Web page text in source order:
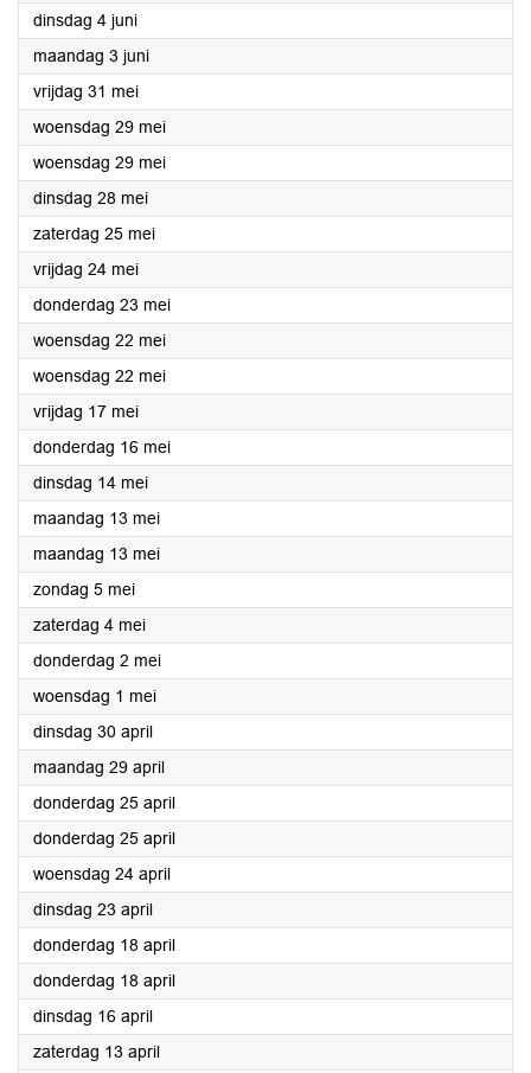
dinsdag 4 juni2024
maandag 3 juni2024
vrijdag 31 mei2024
woensdag 29 mei2024
woensdag 29 mei2024
dinsdag 28 mei2024
zaterdag 25 mei2024
vrijdag 24 mei2024
donderdag 23 mei2024
woensdag 22 mei2024
woensdag 22 mei2024
vrijdag 17 mei2024
donderdag 16 mei2024
dinsdag 14 mei2024
maandag 13 mei2024
maandag 13 mei2024
zondag 5 mei2024
zaterdag 4 mei2024
donderdag 2 mei2024
woensdag 1 mei2024
dinsdag 30 april2024
maandag 29 april2024
donderdag 25 april2024
donderdag 25 april2024
woensdag 24 april2024
dinsdag 23 april2024
donderdag 18 april2024
donderdag 18 april2024
dinsdag 16 april2024
zaterdag 13 april2024